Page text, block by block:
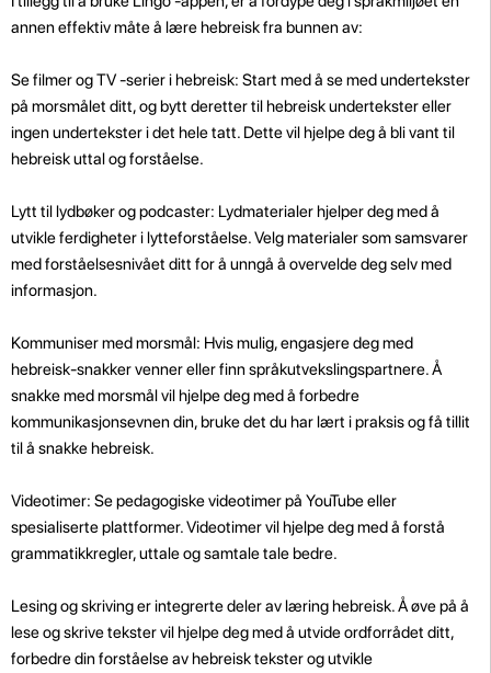
annen effektiv måte å lære hebreisk fra bunnen av:
Se filmer og TV -serier i hebreisk: Start med å se med undertekster
på morsmålet ditt, og bytt deretter til hebreisk undertekster eller
ingen undertekster i det hele tatt. Dette vil hjelpe deg å bli vant til
hebreisk uttal og forståelse.
Lytt til lydbøker og podcaster: Lydmaterialer hjelper deg med å
utvikle ferdigheter i lytteforståelse. Velg materialer som samsvarer
med forståelsesnivået ditt for å unngå å overvelde deg selv med
informasjon.
Kommuniser med morsmål: Hvis mulig, engasjere deg med
hebreisk-snakker venner eller finn språkutvekslingspartnere. Å
snakke med morsmål vil hjelpe deg med å forbedre
kommunikasjonsevnen din, bruke det du har lært i praksis og få tillit
til å snakke hebreisk.
Videotimer: Se pedagogiske videotimer på YouTube eller
spesialiserte plattformer. Videotimer vil hjelpe deg med å forstå
grammatikkregler, uttale og samtale tale bedre.
Lesing og skriving er integrerte deler av læring hebreisk. Å øve på å
lese og skrive tekster vil hjelpe deg med å utvide ordforrådet ditt,
forbedre din forståelse av hebreisk tekster og utvikle